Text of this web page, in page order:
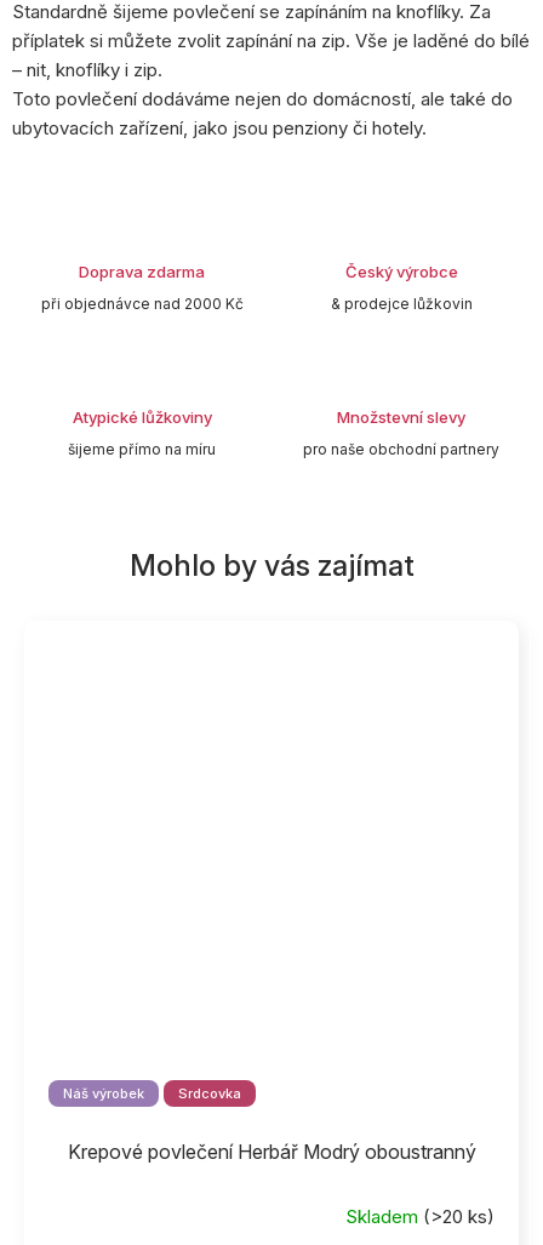
Standardně šijeme povlečení se zapínáním na knoflíky. Za
příplatek si můžete zvolit zapínání na zip. Vše je laděné do bílé
– nit, knoflíky i zip.
Toto povlečení dodáváme nejen do domácností, ale také do
ubytovacích zařízení, jako jsou penziony či hotely.
Doprava zdarma
při objednávce nad 2000 Kč
Český výrobce
& prodejce lůžkovin
Atypické lůžkoviny
šijeme přímo na míru
Množstevní slevy
pro naše obchodní partnery
Náš výrobek Srdcovka
Krepové povlečení Herbář Modrý oboustranný
Skladem (>20 ks)